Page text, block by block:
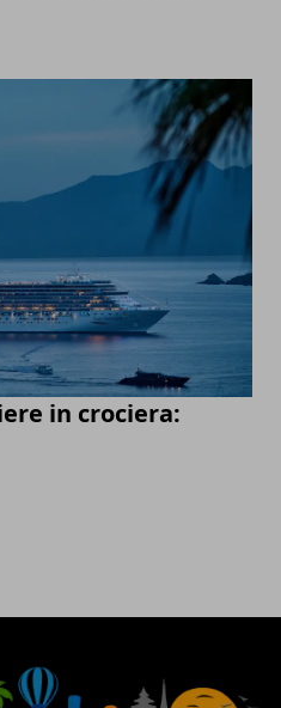
in crociera: